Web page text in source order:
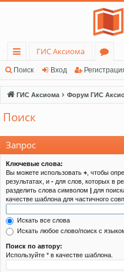
с
ы
лк
и
ГИС Аксиома
о
ру
м
Поиск Вход
ГИС Аксиома Форум ГИС
Поиск
Запрос
Ключевые слова:
Вы можете использовать + , чтобы
результатах, и - для слов, которых в
разделить слова символом | для
качестве шаблона для частичного
Искать все слова
Искать любое слово/поиск с
Поиск по автору:
Используйте * в качестве шаблона.